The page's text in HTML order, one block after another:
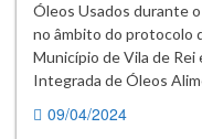
Óleos Usados durante
no âmbito do protocolo
Município de Vila de Rei
Integrada de Óleos
09/04/2024